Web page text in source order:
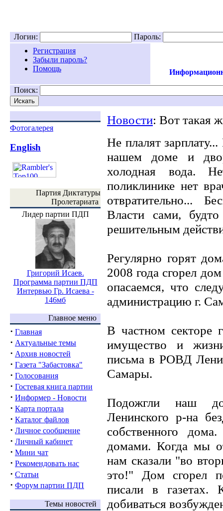
Логин:
Пароль:
Регистрация
Забыли пароль?
Помощь
Поиск:
Фотогалерея
English
Партия Диктатуры
Пролетариата
Лидер партии ПДП
Григорий Исаев.
Программа партии ПДП
Интервью Гр. Исаева -
146мб
Главное меню
· Главная
· Актуальные темы
· Архив новостей
· Газета "Забастовка"
· Голосования
· Гостевая книга партии
· Информер - Новости
· Карта портала
· Каталог файлов
· Личное сообщение
· Личный кабинет
· Мини чат
· Рекомендовать нас
· Статьи
· Форум партии ПДП
Темы новостей
Новости: Вот такая
Не плалят
нашем доме и
холодная вода.
поликлинике нет
отвратительно...
Власти сами,
решительным
Регулярно горят
2008 года сгорел
опасаемся, что
администрацию г.
В частном секторе
имущество и
письма в РОВД
Самары.
Подожгли наш
Ленинского р-на
собственного
домами. Когда мы
нам сказали "во
это!" Дом сгорел
писали в газетах.
добиваться